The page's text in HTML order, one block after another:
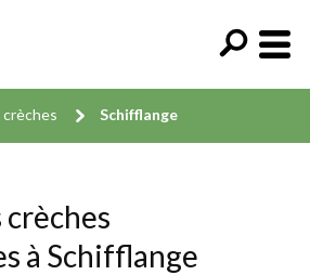
Schifflange
crèches
à Schifflange